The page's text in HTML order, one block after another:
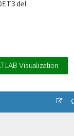
del
Visualization